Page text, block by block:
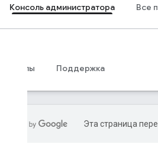
Консоль администратора Все
Поддержка
Эта страница